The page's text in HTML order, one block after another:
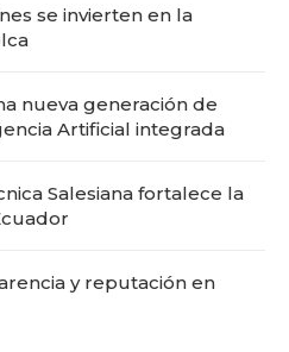
se invierten en la
nueva generación de
Artificial integrada
Salesiana fortalece la
y reputación en